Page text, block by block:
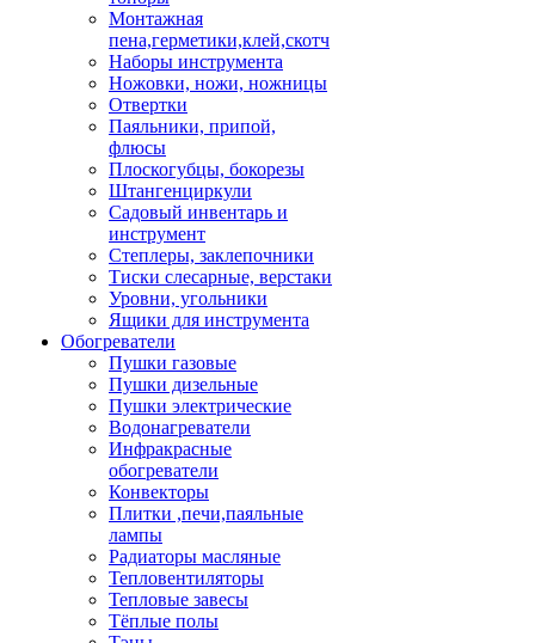
Монтажная
пена,герметики,клей,скотч
Наборы инструмента
Ножовки, ножи, ножницы
Отвертки
Паяльники, припой,
флюсы
Плоскогубцы, бокорезы
Штангенциркули
Садовый инвентарь и
инструмент
Степлеры, заклепочники
Тиски слесарные, верстаки
Уровни, угольники
Ящики для инструмента
Обогреватели
Пушки газовые
Пушки дизельные
Пушки электрические
Водонагреватели
Инфракрасные
обогреватели
Конвекторы
Плитки ,печи,паяльные
лампы
Радиаторы масляные
Тепловентиляторы
Тепловые завесы
Тёплые полы